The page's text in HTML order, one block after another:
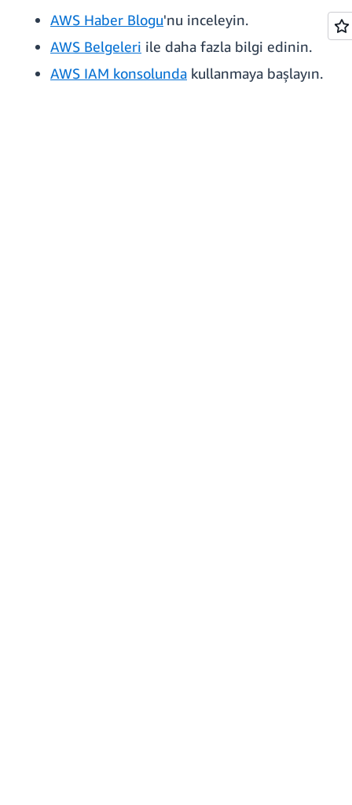
AWS Haber Blogu'nu inceleyin.
AWS Belgeleri ile daha fazla bilgi edinin.
AWS IAM konsolunda kullanmaya başlayın.